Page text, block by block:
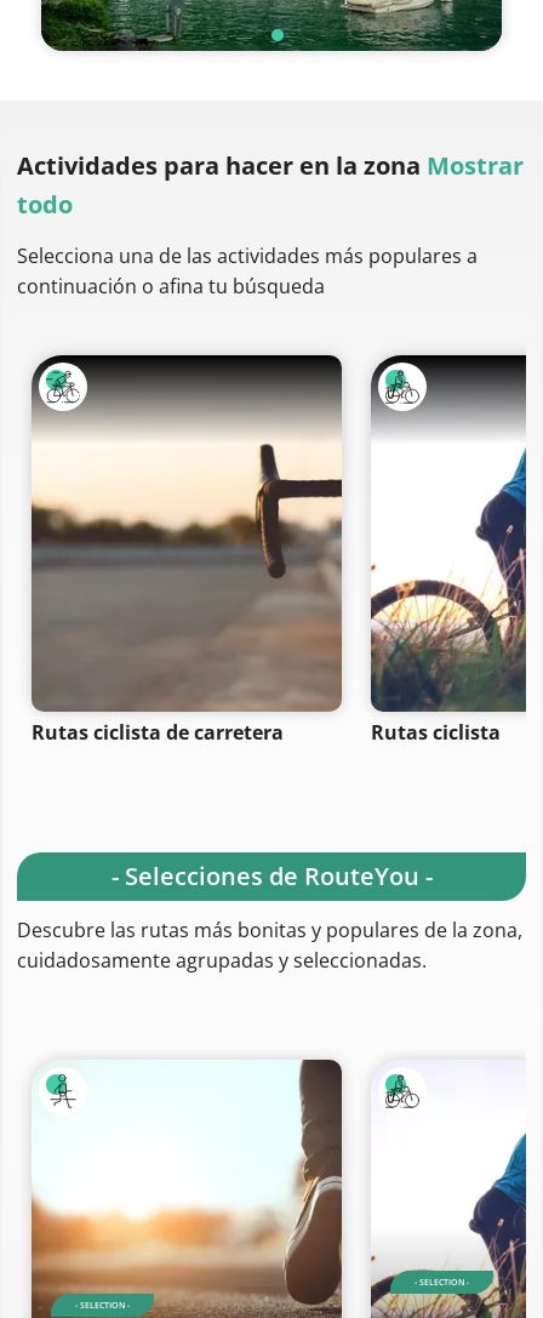
Actividades para hacer en la zona Mostrar
todo
Selecciona una de las actividades más populares a
continuación o afina tu búsqueda
Rutas ciclista de carretera Rutas ciclista
- Selecciones de RouteYou -
Descubre las rutas más bonitas y populares de la zona,
cuidadosamente agrupadas y seleccionadas.
- SELECTION -
- SELECTION -